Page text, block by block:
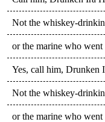
Not the whiskey-
or the marine who
Yes, call him, Drunken
Not the whiskey-
or the marine who